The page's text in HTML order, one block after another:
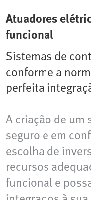
Atuadores
funcional
Sistemas de
conforme a
perfeita
A criação de um
seguro e em
escolha de
recursos
funcional e